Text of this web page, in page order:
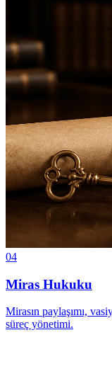
04
Miras Hukuku
Mirasın paylaşımı,
süreç yönetimi.